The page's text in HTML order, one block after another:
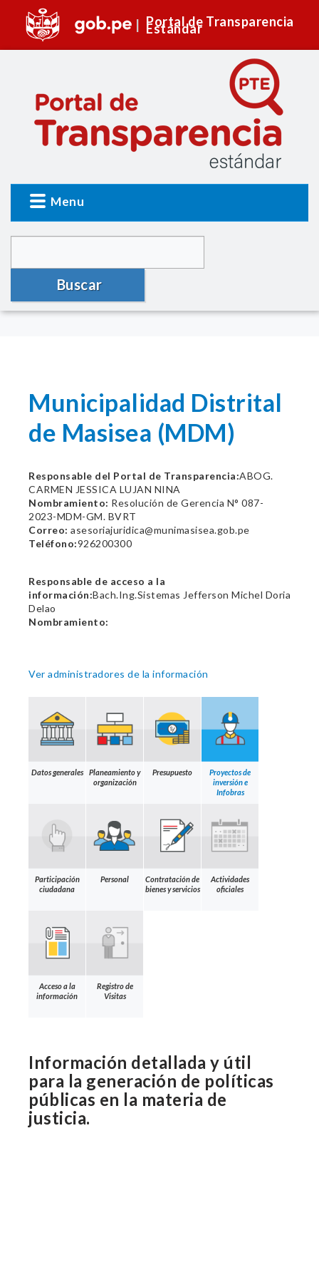
Portal de Transparencia
Estándar
Menu
Buscar
Municipalidad Distrital
de Masisea (MDM)
Responsable del Portal de Transparencia:ABOG.
CARMEN JESSICA LUJAN NINA
Nombramiento: Resolución de Gerencia N° 087-
2023-MDM-GM. BVRT
Correo: asesoriajuridica@munimasisea.gob.pe
Teléfono:926200300
Responsable de acceso a la
información:Bach.Ing.Sistemas Jefferson Michel Doria
Delao
Nombramiento:
Ver administradores de la información
Datos generales
Planeamiento y
organización
Presupuesto
Proyectos de
inversión e
Infobras
Participación
ciudadana
Personal
Contratación de
bienes y servicios
Actividades
oficiales
Acceso a la
información
Registro de
Visitas
Información detallada y útil
para la generación de políticas
públicas en la materia de
justicia.